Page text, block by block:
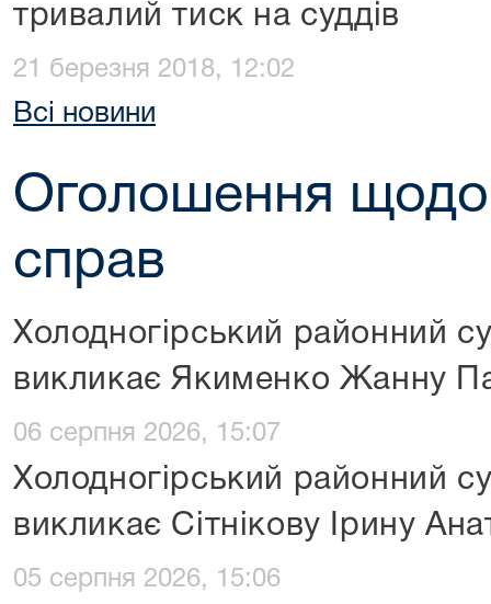
тривалий тиск на суддів
21 березня 2018, 12:02
Всі новини
Оголошення щодо
справ
Холодногірський районний
викликає Якименко Жанну
06 серпня 2026, 15:07
Холодногірський районний
викликає Сітнікову Ірину
05 серпня 2026, 15:06